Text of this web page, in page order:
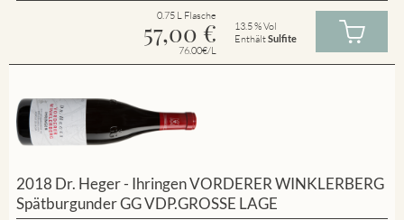
0.75 L Flasche
57,00 €
76.00€/L
13.5 % Vol
EnthältSulfite
2018 Dr. Heger - Ihringen VORDERER WINKLERBERG
Spätburgunder GG VDP.GROSSE LAGE